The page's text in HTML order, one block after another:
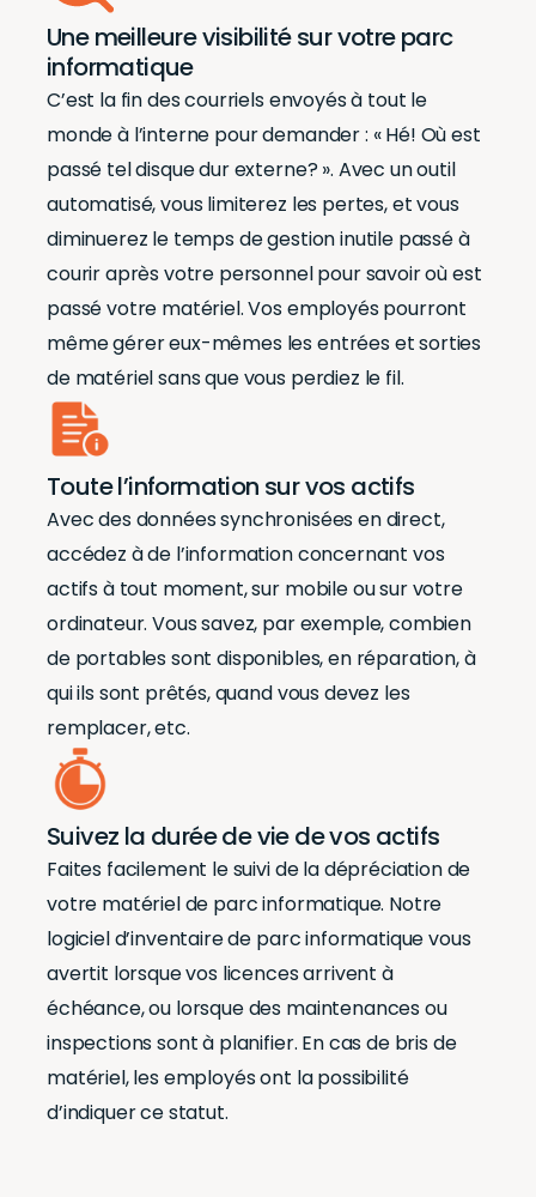
Une meilleure visibilité sur votre parc
informatique
C’est la fin des courriels envoyés à tout le
monde à l’interne pour demander : « Hé! Où est
passé tel disque dur externe? ». Avec un outil
automatisé, vous limiterez les pertes, et vous
diminuerez le temps de gestion inutile passé à
courir après votre personnel pour savoir où est
passé votre matériel. Vos employés pourront
même gérer eux-mêmes les entrées et sorties
de matériel sans que vous perdiez le fil.
Toute l’information sur vos actifs
Avec des données synchronisées en direct,
accédez à de l’information concernant vos
actifs à tout moment, sur mobile ou sur votre
ordinateur. Vous savez, par exemple, combien
de portables sont disponibles, en réparation, à
qui ils sont prêtés, quand vous devez les
remplacer, etc.
Suivez la durée de vie de vos actifs
Faites facilement le suivi de la dépréciation de
votre matériel de parc informatique. Notre
logiciel d’inventaire de parc informatique vous
avertit lorsque vos licences arrivent à
échéance, ou lorsque des maintenances ou
inspections sont à planifier. En cas de bris de
matériel, les employés ont la possibilité
d’indiquer ce statut.